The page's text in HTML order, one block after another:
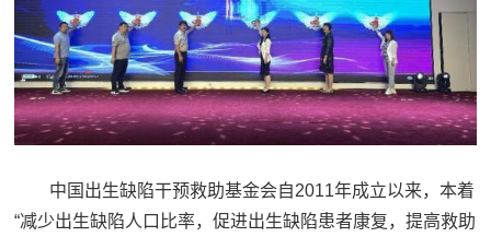
中国出生缺陷干预救助基金会自2011年成立以来，本着
“减少出生缺陷人口比率，促进出生缺陷患者康复，提高救助